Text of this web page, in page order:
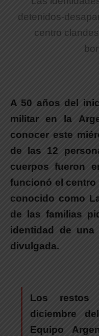
detenidos-
centro
A 50 años del
militar en la
conocer este
de las 12
cuerpos fueron
funcionó el
conocido como
de las familias
identidad de
divulgada.
Los restos
diciembre
Equipo